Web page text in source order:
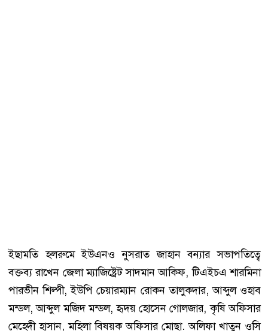
ইছামতি হলরুমে ইউএনও নুসরাত জাহান বন্যার সভাপতিত্বে
বক্তব্য রাখেন জেলা ম্যাজিষ্ট্রেট সাদমান আকিফ, টিএইচএ শারমিনা
পারভীন শিল্পী, ইউপি চেয়ারম্যান রোকন তালুকদার, আব্দুল ওহাব
মন্ডল, আব্দুল মজিদ মন্ডল, হৃদয় হোসেন গোলজার, কৃষি অফিসার
মেহেদী হাসান, মহিলা বিষয়ক অফিসার মোছা. অলিফা খাতুন ওসি